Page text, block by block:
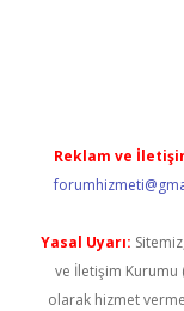
Reklam ve
Yasal Uyarı:
ve İletişim Kurumu
olarak hizmet